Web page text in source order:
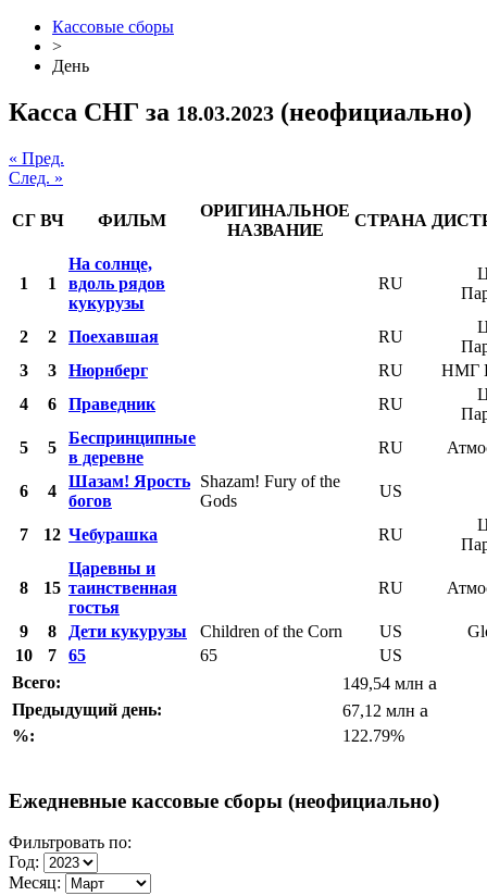
Кассовые сборы
>
День
Касса СНГ за 18.03.2023 (неофициально)
« Пред.
След. »
СГ ВЧ ФИЛЬМ
ОРИГИНАЛЬНОЕ
НАЗВАНИЕ
СТРАНА
1 1
На солнце,
вдоль рядов
кукурузы
RU
2 2 Поехавшая RU
3
3 Нюрнберг RU
НМГ
4
6 Праведник RU
5
5
Беспринципные
в деревне
RU
6 4
Шазам! Ярость
богов
Shazam! Fury of the
Gods
US
7 12 Чебурашка RU
8 15
Царевны и
таинственная
гостья
RU
9 8 Дети кукурузы Children of the Corn US
10
7 65 65
US
Всего:
149,54 млн a
Предыдущий день: 67,12 млн a
%: 122.79%
Ежедневные кассовые сборы (неофициально)
Фильтровать по:
Год:
Месяц: